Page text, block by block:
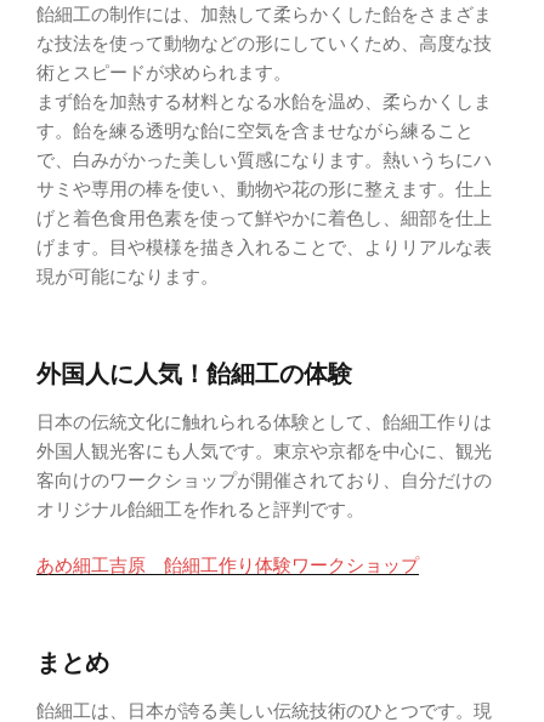
飴細工の制作には、加熱して柔らかくした飴をさまざま
な技法を使って動物などの形にしていくため、高度な技
術とスピードが求められます。
まず飴を加熱する材料となる水飴を温め、柔らかくしま
す。飴を練る透明な飴に空気を含ませながら練ること
で、白みがかった美しい質感になります。熱いうちにハ
サミや専用の棒を使い、動物や花の形に整えます。仕上
げと着色食用色素を使って鮮やかに着色し、細部を仕上
げます。目や模様を描き入れることで、よりリアルな表
現が可能になります。
外国人に人気！飴細工の体験
日本の伝統文化に触れられる体験として、飴細工作りは
外国人観光客にも人気です。東京や京都を中心に、観光
客向けのワークショップが開催されており、自分だけの
オリジナル飴細工を作れると評判です。
あめ細工吉原 飴細工作り体験ワークショップ
まとめ
飴細工は、日本が誇る美しい伝統技術のひとつです。現